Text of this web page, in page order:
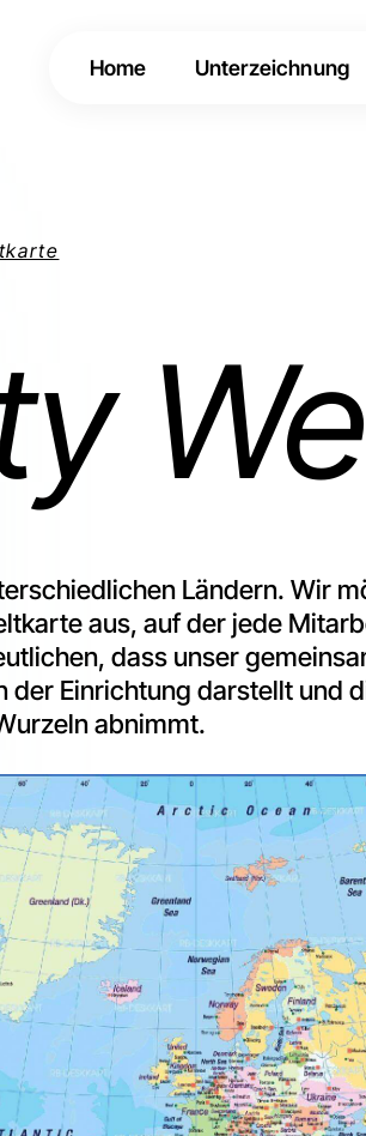
Home Unterzeichnung
Ländern. Wir
aus, auf der jede
dass unser
Einrichtung darstellt und
abnimmt.